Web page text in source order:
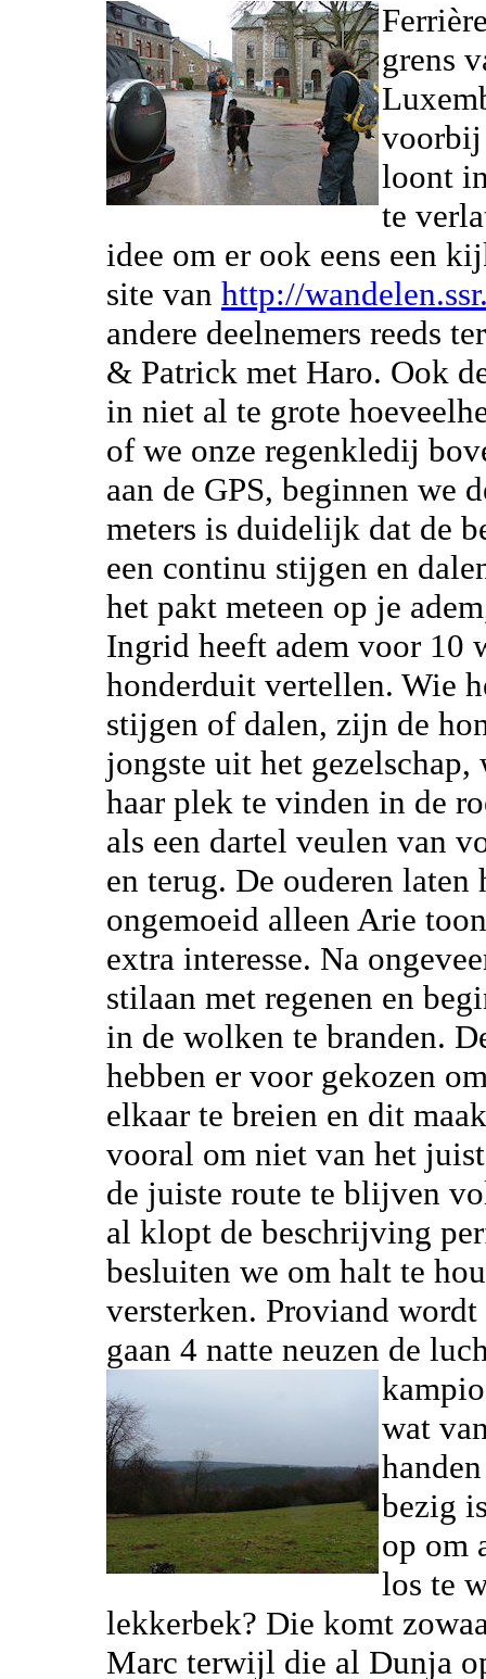
grens
voorbij
loont
te
idee om er ook eens een
site van http://
andere deelnemers reeds
& Patrick met Haro. Ook
in niet al te grote
of we onze regenkledij
aan de GPS, beginnen we
meters is duidelijk dat de
een continu stijgen en
het pakt meteen op je
Ingrid heeft adem voor 10
honderduit vertellen. Wie
stijgen of dalen, zijn de
jongste uit het gezelschap,
haar plek te vinden in de
als een dartel veulen van
en terug. De ouderen laten
ongemoeid alleen Arie
extra interesse. Na
stilaan met regenen en
in de wolken te branden.
hebben er voor gekozen
elkaar te breien en dit
vooral om niet van het
de juiste route te blijven
al klopt de beschrijving
besluiten we om halt te
versterken. Proviand
gaan 4 natte neuzen de
wat
bezig
op om
los te
lekkerbek? Die komt
Marc terwijl die al Dunja